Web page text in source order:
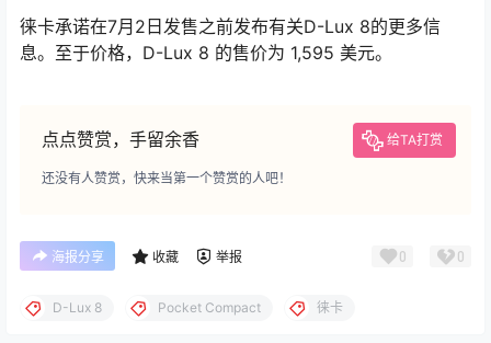
徕卡承诺在7月2日发售之前发布有关D-Lux 8的更多信
息。至于价格，D-Lux 8 的售价为 1,595 美元。
点点赞赏，手留余香 给TA打赏
还没有人赞赏，快来当第一个赞赏的人吧！
海报分享 收藏 举报 0 0
D-Lux 8 Pocket Compact 徕卡